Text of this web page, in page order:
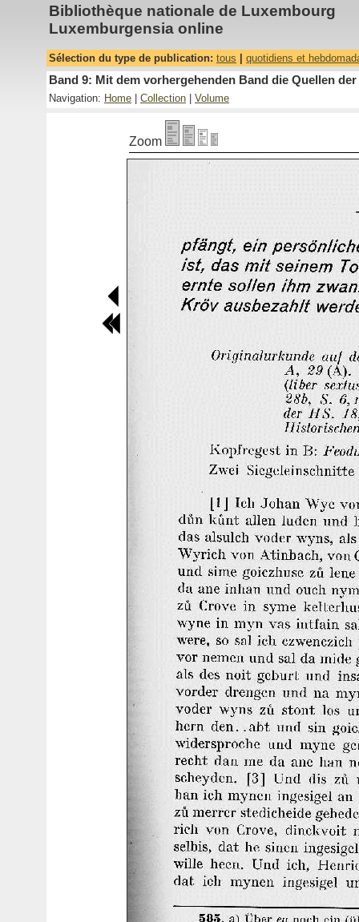
Bibliothèque nationale de Luxembourg
Luxemburgensia online
Sélection du type de publication: tous quotidiens et
Band 9: Mit dem vorhergehenden Band die Quellen
Navigation: Home Collection Volume
Zoom